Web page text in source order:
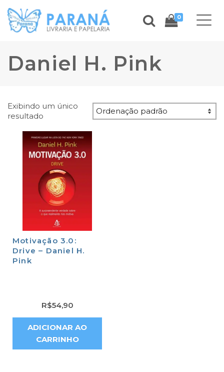
0
Daniel H. Pink
Exibindo um único
resultado
Motivação 3.0:
Drive – Daniel H.
Pink
R$54,90
ADICIONAR AO
CARRINHO